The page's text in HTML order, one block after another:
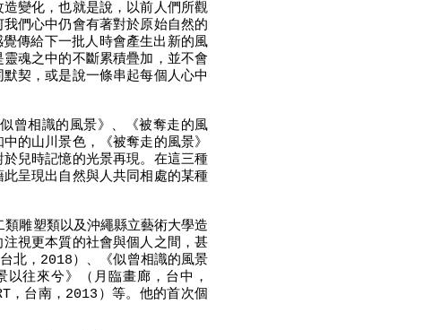
變化，也就是說，以前人們所觀
們心中仍會有著對於原始自然的
傳給下一批人時會產生出新的風
魂之中的不斷累積疊加，並不會
契，或是說一條串起每個人心中
曾相識的風景》、《被奪走的風
的山川景色，《被奪走的風景》
兒時記憶的光景再現。在這三種
呈現出自然與人共同相處的某種
雕塑類以及沖繩縣立藝術大學造
視更本質的社會與個人之間，甚
北，2018）、《似曾相識的風景
往來兮》（月臨畫廊，台中，
，台南，2013）等。他的首次個